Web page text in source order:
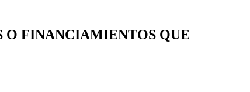
O FINANCIAMIENTOS QUE